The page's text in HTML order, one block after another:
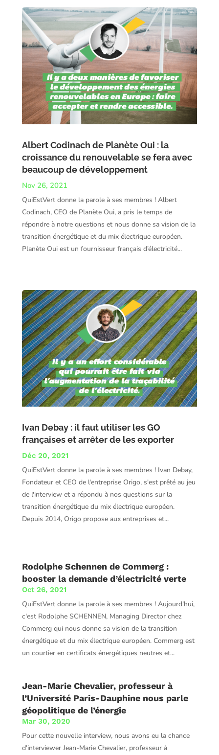
Albert Codinach de Planète Oui : la
croissance du renouvelable se fera avec
beaucoup de développement
Nov 26, 2021
QuiEstVert donne la parole à ses membres ! Albert
Codinach, CEO de Planète Oui, a pris le temps de
répondre à notre questions et nous donne sa vision de la
transition énergétique et du mix électrique européen.
Planète Oui est un fournisseur français d’électricité...
Ivan Debay : il faut utiliser les GO
françaises et arrêter de les exporter
Déc 20, 2021
QuiEstVert donne la parole à ses membres ! Ivan Debay,
Fondateur et CEO de l'entreprise Origo, s'est prêté au jeu
de l'interview et a répondu à nos questions sur la
transition énergétique du mix électrique européen.
Depuis 2014, Origo propose aux entreprises et...
Rodolphe Schennen de Commerg :
booster la demande d’électricité verte
Oct 26, 2021
QuiEstVert donne la parole à ses membres ! Aujourd'hui,
c'est Rodolphe SCHENNEN, Managing Director chez
Commerg qui nous donne sa vision de la transition
énergétique et du mix électrique européen. Commerg est
un courtier en certificats énergétiques neutres et...
Jean-Marie Chevalier, professeur à
l’Université Paris-Dauphine nous parle
géopolitique de l’énergie
Mar 30, 2020
Pour cette nouvelle interview, nous avons eu la chance
d'interviewer Jean-Marie Chevalier, professeur à